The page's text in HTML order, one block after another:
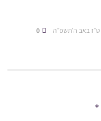
ט״ז באב ה׳תשפ״ה
*